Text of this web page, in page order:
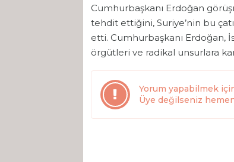
Cumhurbaşkanı Erdoğan
tehdit ettiğini, Suriye’nin bu
etti. Cumhurbaşkanı Erdoğan,
örgütleri ve radikal unsurlara
Yorum yapabilmek
Üye değilseniz